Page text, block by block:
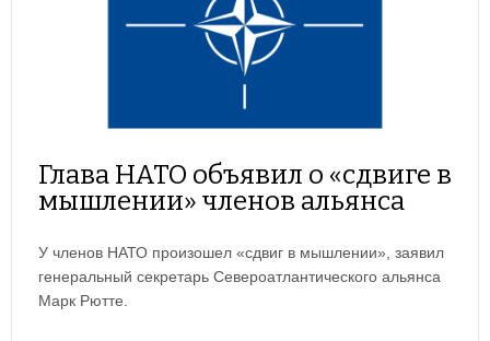
Глава НАТО объявил о «сдвиге в
мышлении» членов альянса
У членов НАТО произошел «сдвиг в мышлении», заявил
генеральный секретарь Североатлантического альянса
Марк Рютте.